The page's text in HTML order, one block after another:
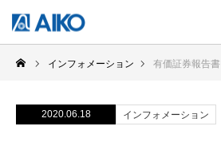
インフォメーション 有価証券報告書
2020.06.18 インフォメーション